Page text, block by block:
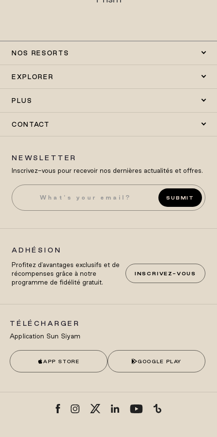
NOS RESORTS
EXPLORER
PLUS
CONTACT
NEWSLETTER
Inscrivez-vous pour recevoir nos dernières actualités et offres.
SUBMIT
ADHÉSION
Profitez d'avantages exclusifs et de
récompenses grâce à notre
programme de fidélité gratuit.
INSCRIVEZ-VOUS
TÉLÉCHARGER
Application Sun Siyam
APP STORE GOOGLE PLAY